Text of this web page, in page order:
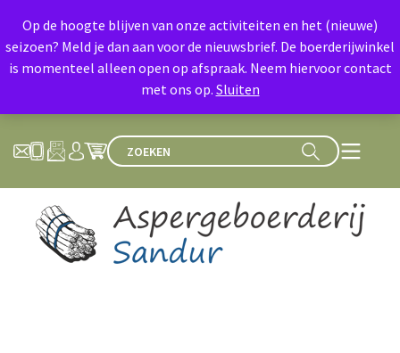
Op de hoogte blijven van onze activiteiten en het (nieuwe)
seizoen? Meld je dan aan voor de nieuwsbrief. De boerderijwinkel
is momenteel alleen open op afspraak. Neem hiervoor contact
met ons op. Sluiten